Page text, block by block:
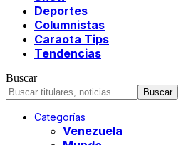
Deportes
Columnistas
Caraota Tips
Tendencias
Buscar
Categorías
Venezuela